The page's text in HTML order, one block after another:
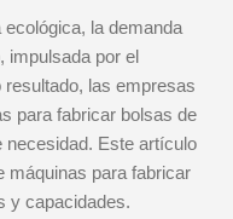
la demanda
impulsada por el
las empresas
para fabricar bolsas de
necesidad. Este artículo
máquinas para fabricar
y capacidades.